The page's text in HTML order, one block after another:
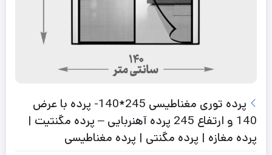
پرده توری مغناطیسی 245*140- پرده با عرض
140 و ارتفاع 245 پرده آهنربایی – پرده مگنتیت |
پرده مغازه | پرده مگنتی | پرده مغناطیسی